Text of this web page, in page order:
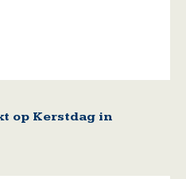
op Kerstdag in